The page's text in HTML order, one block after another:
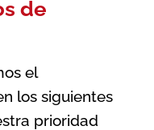
de
el
los siguientes
prioridad